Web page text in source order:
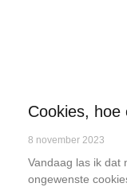
Cookies, hoe
8 november 2023
Vandaag las ik dat
ongewenste